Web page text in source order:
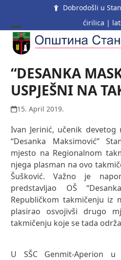
content
Dobrodošli u
ćirilica |
Open
mobile
menu
Close
mobile
menu
“DESANKA
USPJEŠNI NA
15. April 2019.
Ivan Jerinić, učenik devetog
“Desanka Maksimović”
mjesto na Regionalnom
njega plasman na ovo
Šušković. Važno je
predstavljao OŠ
Republičkom takmičenju iz
plasirao osvojivši drugo
takmičenju koje se tada
U SŠC Genmit-Aperion